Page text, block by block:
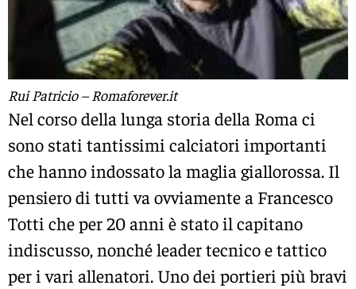
Rui Patricio – Romaforever.it
Nel corso della lunga storia della Roma ci
sono stati tantissimi calciatori importanti
che hanno indossato la maglia giallorossa. Il
pensiero di tutti va ovviamente a Francesco
Totti che per 20 anni è stato il capitano
indiscusso, nonché leader tecnico e tattico
per i vari allenatori. Uno dei portieri più bravi